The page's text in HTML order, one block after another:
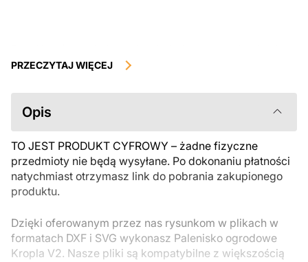
podlegają zwrotowi ani wymianie po ich pobraniu. Zalecamy
przed zakupem. Jeśli masz jakiekolwiek problemy z zamówieniem,
skontaktuj się bezpośrednio ze sprzedawcą.
PRZECZYTAJ WIĘCEJ
Opis
TO JEST PRODUKT CYFROWY – żadne fizyczne
przedmioty nie będą wysyłane. Po dokonaniu płatności
natychmiast otrzymasz link do pobrania zakupionego
produktu.
Dzięki oferowanym przez nas rysunkom w plikach w
formatach DXF i SVG wykonasz Palenisko ogrodowe
Kropla V2. Nasze pliki są kompatybilne z większością